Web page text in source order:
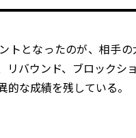
トとなったのが、相手
バウンド、ブロックシ
な成績を残している。